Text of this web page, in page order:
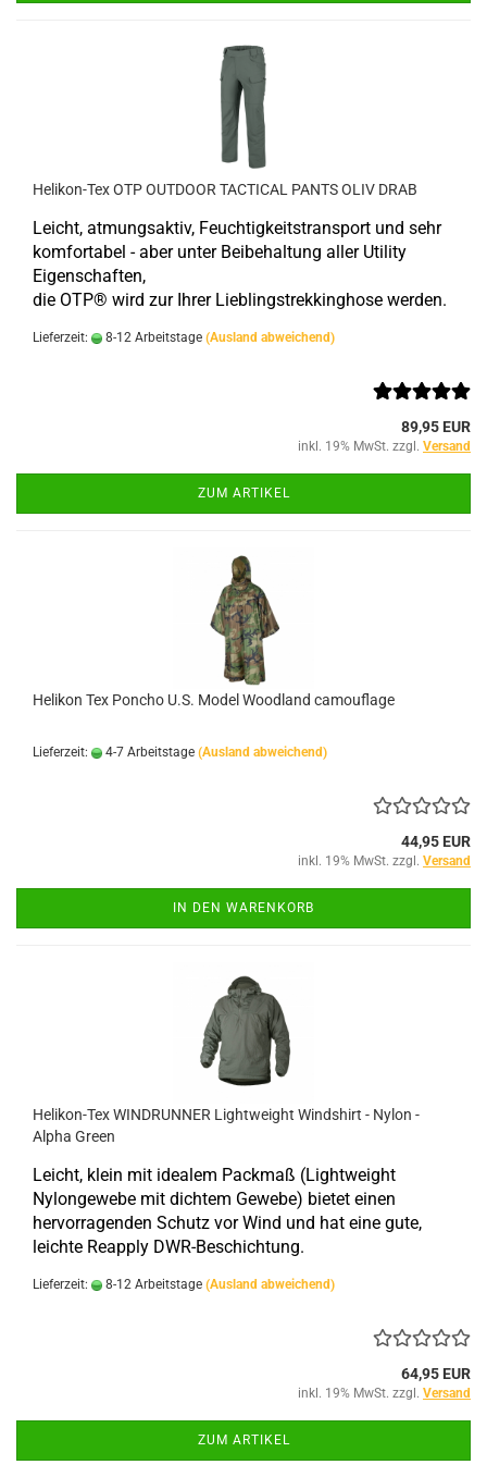
Helikon-Tex OTP OUTDOOR TACTICAL PANTS OLIV DRAB
Leicht, atmungsaktiv, Feuchtigkeitstransport und sehr
komfortabel - aber unter Beibehaltung aller Utility
Eigenschaften,
die OTP® wird zur Ihrer Lieblingstrekkinghose werden.
Lieferzeit: 8-12 Arbeitstage (Ausland abweichend)
89,95 EUR
inkl. 19% MwSt. zzgl. Versand
ZUM ARTIKEL
Helikon Tex Poncho U.S. Model Woodland camouflage
Lieferzeit: 4-7 Arbeitstage (Ausland abweichend)
44,95 EUR
inkl. 19% MwSt. zzgl. Versand
IN DEN WARENKORB
Helikon-Tex WINDRUNNER Lightweight Windshirt - Nylon -
Alpha Green
Leicht, klein mit idealem Packmaß (Lightweight
Nylongewebe mit dichtem Gewebe) bietet einen
hervorragenden Schutz vor Wind und hat eine gute,
leichte Reapply DWR-Beschichtung.
Lieferzeit: 8-12 Arbeitstage (Ausland abweichend)
64,95 EUR
inkl. 19% MwSt. zzgl. Versand
ZUM ARTIKEL